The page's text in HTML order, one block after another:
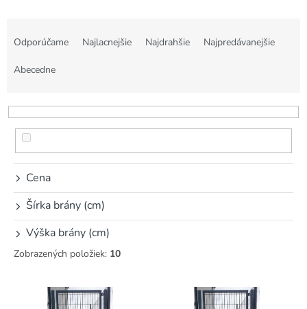
i
e
Odporúčame Najlacnejšie Najdrahšie Najpredávanejšie
Abecedne
Cena
Šírka brány (cm)
Výška brány (cm)
Zobrazených položiek: 10